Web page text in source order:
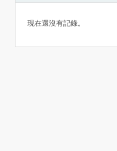
現在還沒有記錄。